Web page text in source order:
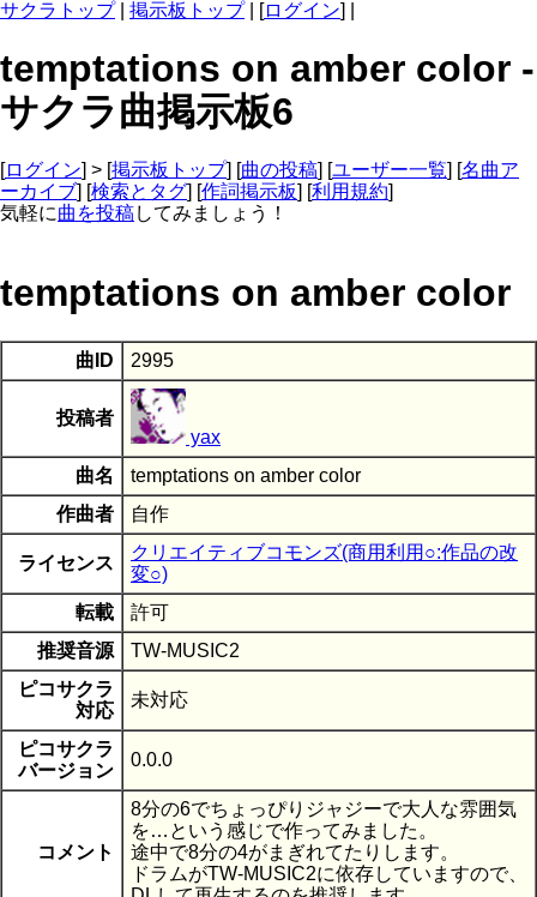
サクラトップ| 掲示板トップ| [ログイン] |
temptations on amber color -
サクラ曲掲示板6
[ログイン] > [掲示板トップ] [曲の投稿] [ユーザー一覧] [名曲ア
ーカイブ] [検索とタグ] [作詞掲示板] [利用規約]
気軽に曲を投稿してみましょう！
temptations on amber color
曲ID 2995
投稿者
yax
曲名
temptations on amber color
作曲者
自作
ライセンス
クリエイティブコモンズ(商用利用○:作品の改
変○)
転載
許可
推奨音源
TW-MUSIC2
ピコサクラ
対応
未対応
ピコサクラ
バージョン
0.0.0
コメント
8分の6でちょっぴりジャジーで大人な雰囲気
を…という感じで作ってみました。
途中で8分の4がまぎれてたりします。
ドラムがTW-MUSIC2に依存していますので、